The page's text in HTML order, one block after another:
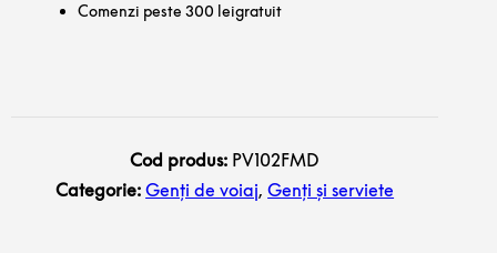
Comenzi peste 300 leigratuit
Cod produs: PV102FMD
Categorie:Genți de voiaj,Genți și serviete